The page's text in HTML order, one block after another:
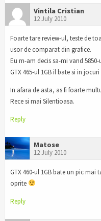
Vintila Cristian
12 July 2010
Foarte tare review-ul, teste de
usor de comparat din grafice.
Eu m-am decis sa-mi vand
GTX 465-ul 1GB il bate si in
In afara de asta, as fi foarte
Rece si mai Silentioasa.
Reply
Matose
12 July 2010
GTX 460-ul 1GB bate un pic mai
oprite
Reply